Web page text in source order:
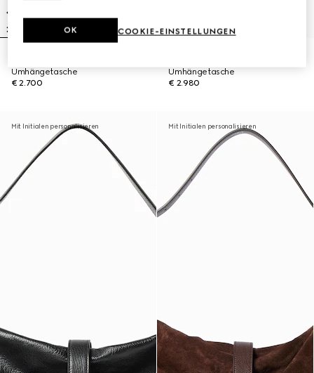
Umhängetasche
€ 2.700
Umhängetasche
€ 2.980
Mit Initialen personalisieren Mit Initialen personalisieren
COOKIE-EINSTELLUNGEN
OK